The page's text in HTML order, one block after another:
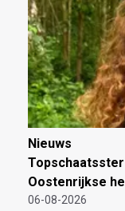
Nieuws
Oostenrijkse
06-08-2026